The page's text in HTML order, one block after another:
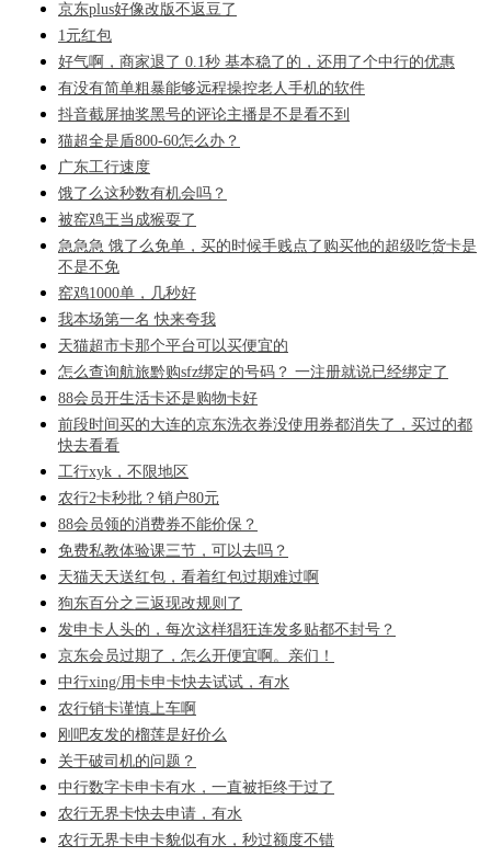
京东plus好像改版不返豆了
1元红包
好气啊，商家退了 0.1秒 基本稳了的，还用了个中行的优惠
有没有简单粗暴能够远程操控老人手机的软件
抖音截屏抽奖黑号的评论主播是不是看不到
猫超全是盾800-60怎么办？
广东工行速度
饿了么这秒数有机会吗？
被窑鸡王当成猴耍了
急急急 饿了么免单，买的时候手贱点了购买他的超级吃货卡是
不是不免
窑鸡1000单，几秒好
我本场第一名 快来夸我
天猫超市卡那个平台可以买便宜的
怎么查询航旅黔购sfz绑定的号码？ 一注册就说已经绑定了
88会员开生活卡还是购物卡好
前段时间买的大连的京东洗衣券没使用券都消失了，买过的都
快去看看
工行xyk，不限地区
农行2卡秒批？销户80元
88会员领的消费券不能价保？
免费私教体验课三节，可以去吗？
天猫天天送红包，看着红包过期难过啊
狗东百分之三返现改规则了
发申卡人头的，每次这样猖狂连发多贴都不封号？
京东会员过期了，怎么开便宜啊。亲们！
中行xing/用卡申卡快去试试，有水
农行销卡谨慎上车啊
刚吧友发的榴莲是好价么
关于破司机的问题？
中行数字卡申卡有水，一直被拒终于过了
农行无界卡快去申请，有水
农行无界卡申卡貌似有水，秒过额度不错